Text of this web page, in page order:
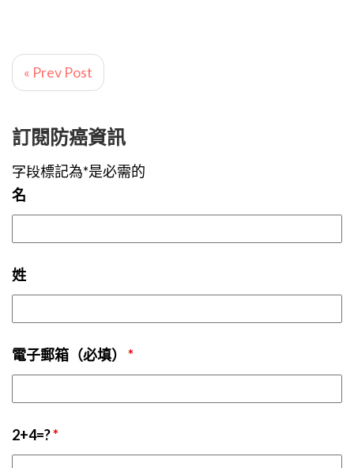
« Prev Post
訂閱防癌資訊
字段標記為*是必需的
名
姓
電子郵箱（必填） *
2+4=?*